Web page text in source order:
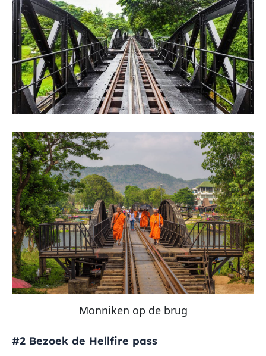
Monniken op de brug
#2 Bezoek de Hellfire pass